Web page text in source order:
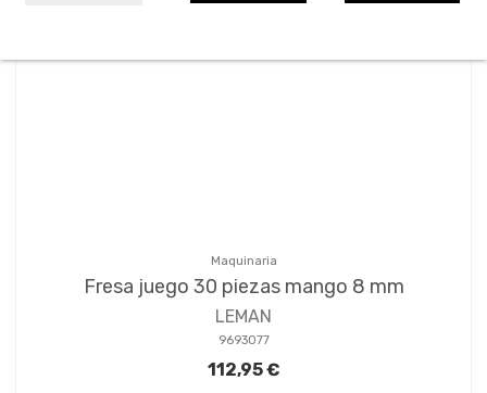
Maquinaria
Fresa juego 30 piezas mango 8 mm
LEMAN
9693077
112,95 €